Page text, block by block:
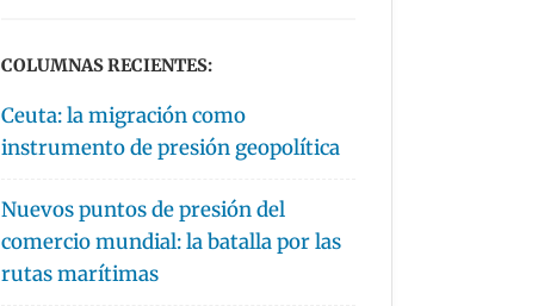
COLUMNAS RECIENTES:
Ceuta: la migración como
instrumento de presión geopolítica
Nuevos puntos de presión del
comercio mundial: la batalla por las
rutas marítimas